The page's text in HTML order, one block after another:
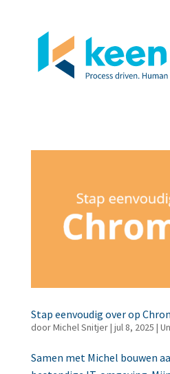
Stap eenvoudig over op
doorMichel Snitjer| jul 8, 2025 |
Samen met Michel bouwen